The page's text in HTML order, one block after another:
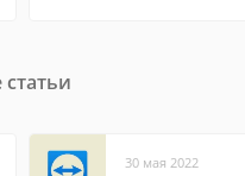
30 мая 2022